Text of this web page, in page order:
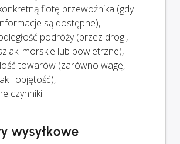
flotę przewoźnika (gdy
są dostępne),
podróży (przez drogi,
morskie lub powietrzne),
towarów (zarówno wagę,
i objętość),
czynniki.
wysyłkowe